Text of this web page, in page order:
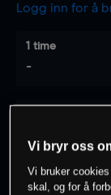
Logg inn for å
1 time
-
Vi bryr oss
Vi bruker
skal, og for å